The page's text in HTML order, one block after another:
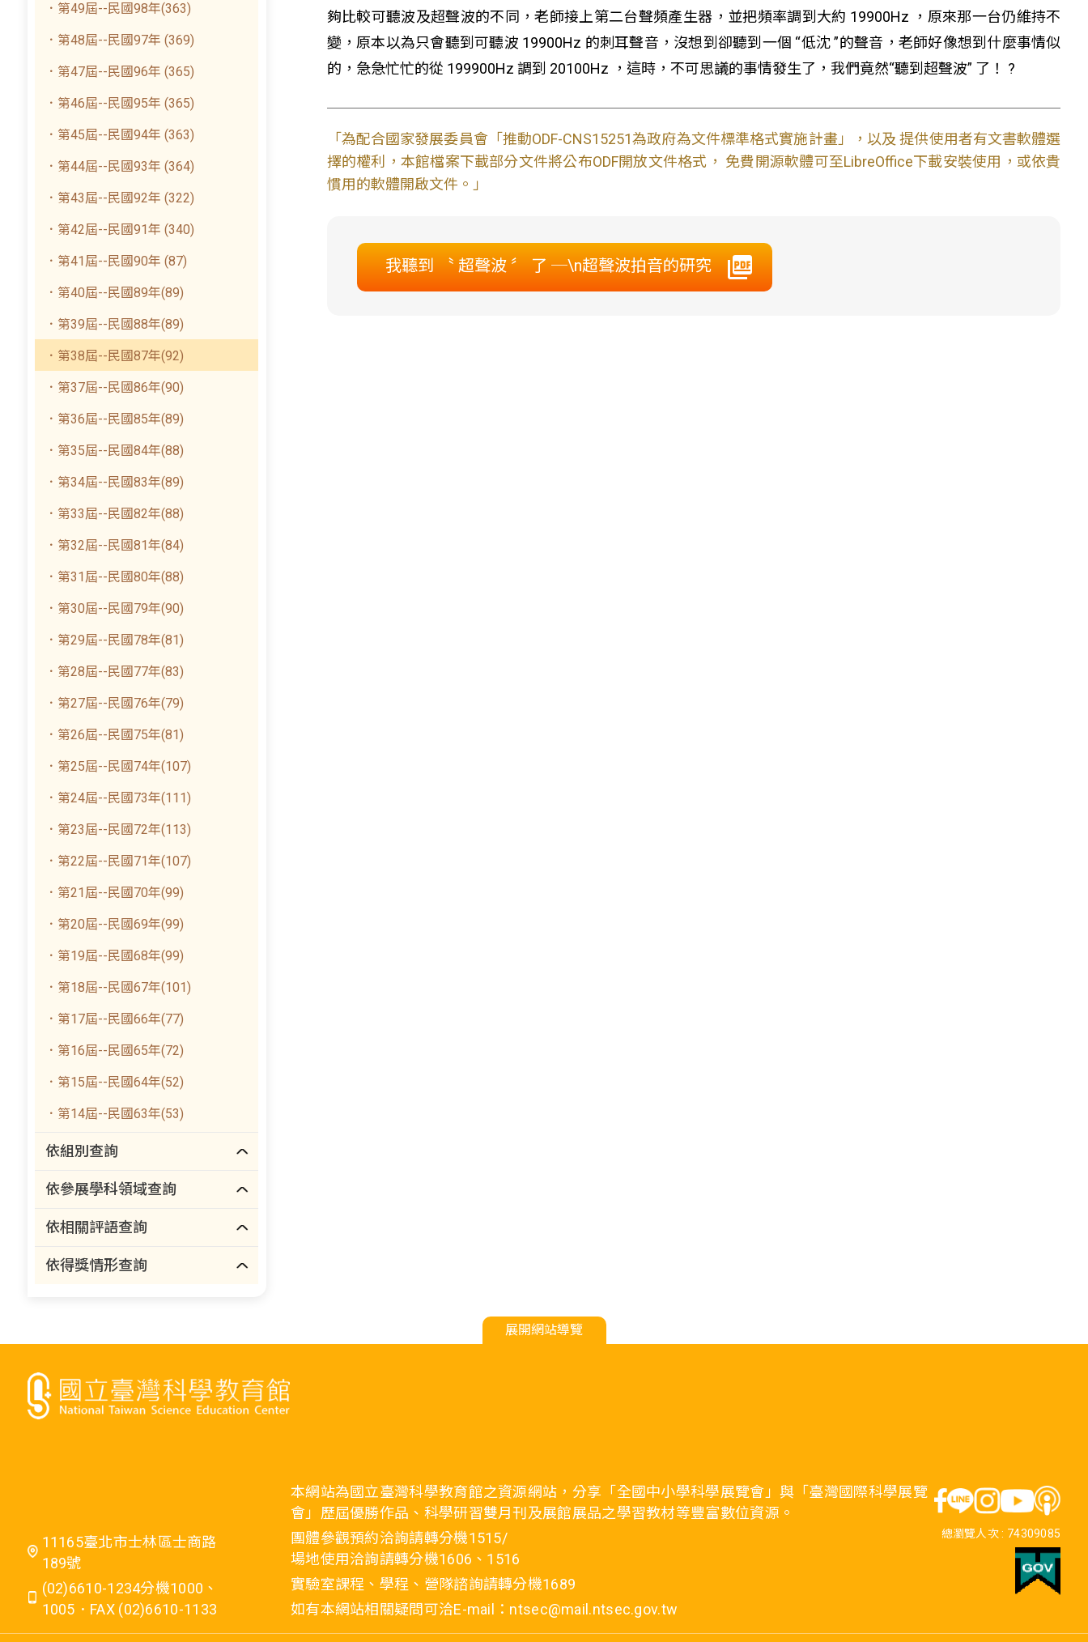
．第49屆--民國98年(363)
．第48屆--民國97年 (369)
．第47屆--民國96年 (365)
．第46屆--民國95年 (365)
．第45屆--民國94年 (363)
．第44屆--民國93年 (364)
．第43屆--民國92年 (322)
．第42屆--民國91年 (340)
．第41屆--民國90年 (87)
．第40屆--民國89年(89)
．第39屆--民國88年(89)
．第38屆--民國87年(92)
．第37屆--民國86年(90)
．第36屆--民國85年(89)
．第35屆--民國84年(88)
．第34屆--民國83年(89)
．第33屆--民國82年(88)
．第32屆--民國81年(84)
．第31屆--民國80年(88)
．第30屆--民國79年(90)
．第29屆--民國78年(81)
．第28屆--民國77年(83)
．第27屆--民國76年(79)
．第26屆--民國75年(81)
．第25屆--民國74年(107)
．第24屆--民國73年(111)
．第23屆--民國72年(113)
．第22屆--民國71年(107)
．第21屆--民國70年(99)
．第20屆--民國69年(99)
．第19屆--民國68年(99)
．第18屆--民國67年(101)
．第17屆--民國66年(77)
．第16屆--民國65年(72)
．第15屆--民國64年(52)
．第14屆--民國63年(53)
依組別查詢
依參展學科領域查詢
依相關評語查詢
依得獎情形查詢
夠比較可聽波及超聲波的不同，老師接上第二台聲頻產生器，並把頻率調到大約 19900Hz ，原來那一台仍維持不
變，原本以為只會聽到可聽波 19900Hz 的刺耳聲音，沒想到卻聽到一個 “低沈 ”的聲音，老師好像想到什麼事情似
的，急急忙忙的從 199900Hz 調到 20100Hz ，這時，不可思議的事情發生了，我們竟然“聽到超聲波” 了！ ?
「為配合國家發展委員會「推動ODF-CNS15251為政府為文件標準格式實施計畫」，以及 提供使用者有文書軟體選
擇的權利，本館檔案下載部分文件將公布ODF開放文件格式， 免費開源軟體可至LibreOffice下載安裝使用，或依貴
慣用的軟體開啟文件。」
我聽到 〝 超聲波 〞 了 ─\n超聲波拍音的研究
展開網站導覽
11165臺北市士林區士商路
189號
(02)6610-1234分機1000、
1005．FAX (02)6610-1133
本網站為國立臺灣科學教育館之資源網站，分享「全國中小學科學展覽會」與「臺灣國際科學展覽
會」歷屆優勝作品、科學研習雙月刊及展館展品之學習教材等豐富數位資源。
團體參觀預約洽詢請轉分機1515/
場地使用洽詢請轉分機1606、1516
實驗室課程、學程、營隊諮詢請轉分機1689
如有本網站相關疑問可洽E-mail：ntsec@mail.ntsec.gov.tw
總瀏覽人次 : 74309085